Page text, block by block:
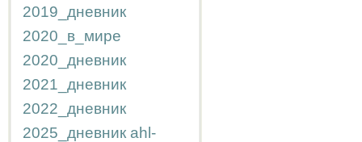
2019_дневник
2020_в_мире
2020_дневник
2021_дневник
2022_дневник
2025_дневник ahl-